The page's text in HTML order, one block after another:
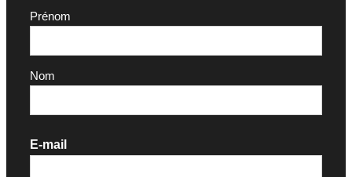
Prénom
Nom
E-mail